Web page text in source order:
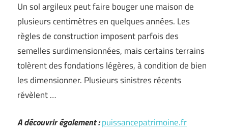
Un sol argileux peut faire bouger une maison de
plusieurs centimètres en quelques années. Les
règles de construction imposent parfois des
semelles surdimensionnées, mais certains terrains
tolèrent des fondations légères, à condition de bien
les dimensionner. Plusieurs sinistres récents
révèlent …
A découvrir également :puissancepatrimoine.fr